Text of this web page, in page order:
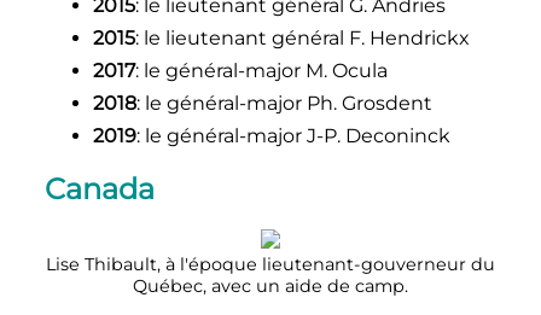
2015: le lieutenant général G. Andries
2015: le lieutenant général F. Hendrickx
2017: le général-major M. Ocula
2018: le général-major Ph. Grosdent
2019: le général-major J-P. Deconinck
Canada
Lise Thibault, à l'époque lieutenant-gouverneur du
Québec, avec un aide de camp.